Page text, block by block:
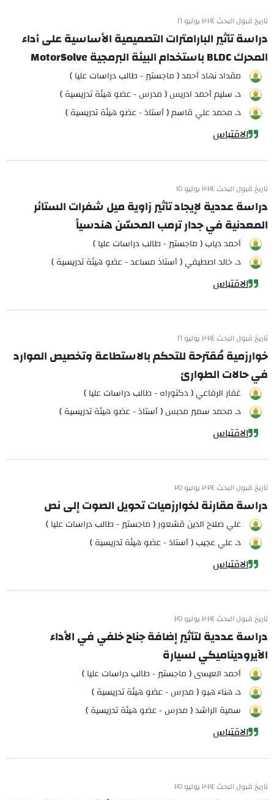
تاريخ قبول البحث ٢٠٢٤ يوليو ١٦
دراسة تأثير البارامترات التصميمية الأساسية على أداء
المحرك BLDC باستخدام البيئة البرمجية MotorSolve
مقداد نهاد أحمد ( ماجستير - طالب دراسات عليا )
د. سليم أحمد ادريس ( مدرس - عضو هيئة تدريسية )
د. محمد علي قاسم ( أستاذ - عضو هيئة تدريسية )
الاقتباس
تاريخ قبول البحث ٢٠٢٤ يوليو ١٥
دراسة عددية لإيجاد تأثير زاوية ميل شفرات الستائر
المعدنية في جدار ترمب المحسّن هندسياً
أحمد دياب ( ماجستير - طالب دراسات عليا )
د. خالد اصطيفي ( أستاذ مساعد - عضو هيئة تدريسية )
الاقتباس
تاريخ قبول البحث ٢٠٢٤ يوليو ١٦
خوارزمية مُقترحة للتحكم بالاستطاعة وتخصيص الموارد
في حالات الطوارئ
غفار الرفاعي ( دكتوراه - طالب دراسات عليا )
د. محمد سمير مدبس ( أستاذ - عضو هيئة تدريسية )
الاقتباس
تاريخ قبول البحث ٢٠٢٤ يوليو ٢٥
دراسة مقارنة لخوارزميات تحويل الصوت إلى نص
علي صلاح الدين قشعور ( ماجستير - طالب دراسات عليا )
د. علي عجيب ( أستاذ - عضو هيئة تدريسية )
الاقتباس
تاريخ قبول البحث ٢٠٢٤ يوليو ٢٥
دراسة عددية لتأثير إضافة جناح خلفي في الأداء
الآيروديناميكي لسيارة
أحمد العيسى ( ماجستير - طالب دراسات عليا )
د. هناء هبو ( مدرس - عضو هيئة تدريسية )
سمية الراشد ( مدرس - عضو هيئة تدريسية )
الاقتباس
تاريخ قبول البحث ٢٠٢٤ يوليو ٢٥